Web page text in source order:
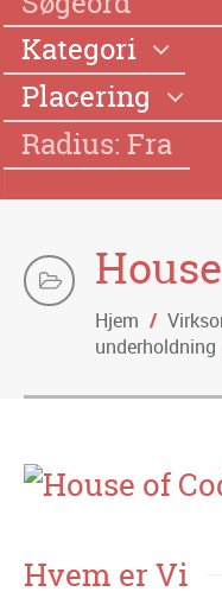
Kategori
Placering
Radius: Fra
Hjem /
underholdning
Hvem er Vi